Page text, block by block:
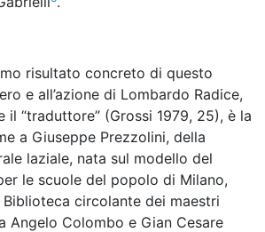
risultato concreto di questo
e all’azione di Lombardo Radice,
il “traduttore” (Grossi 1979, 25), è la
a Giuseppe Prezzolini, della
laziale, nata sul modello del
le scuole del popolo di Milano,
circolante dei maestri
Angelo Colombo e Gian Cesare